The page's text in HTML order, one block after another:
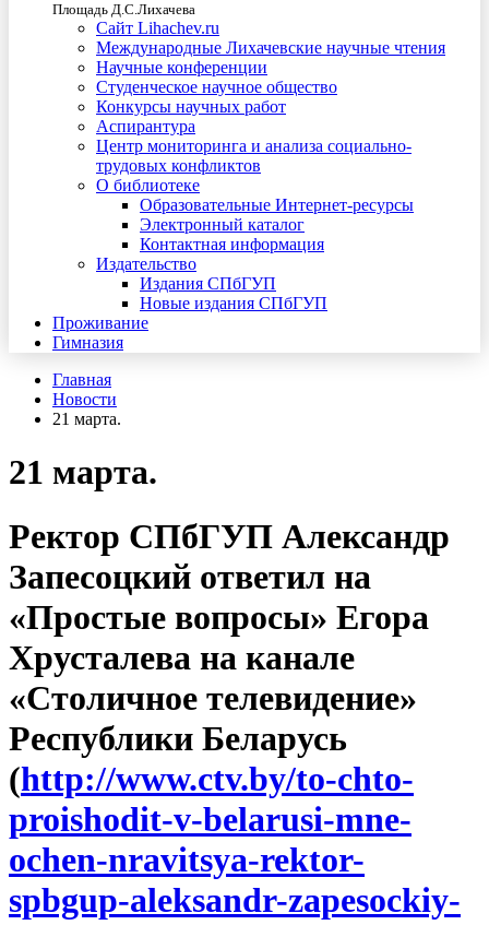
Площадь Д.С.Лихачева
Сайт Lihachev.ru
Международные Лихачевские научные чтения
Научные конференции
Студенческое научное общество
Конкурсы научных работ
Аспирантура
Центр мониторинга и анализа социально-
трудовых конфликтов
О библиотеке
Образовательные Интернет-ресурсы
Электронный каталог
Контактная информация
Издательство
Издания СПбГУП
Новые издания СПбГУП
Проживание
Гимназия
Главная
Новости
21 марта.
21 марта.
Ректор СПбГУП Александр
Запесоцкий ответил на
«Простые вопросы» Егора
Хрусталева на канале
«Столичное телевидение»
Республики Беларусь
(http://www.ctv.by/to-chto-
proishodit-v-belarusi-mne-
ochen-nravitsya-rektor-
spbgup-aleksandr-zapesockiy-